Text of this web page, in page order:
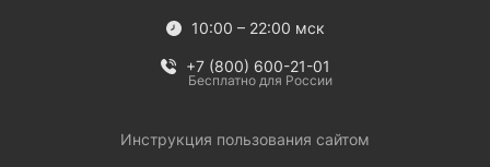
10:00 – 22:00 мск
+7 (800) 600-21-01
Бесплатно для России
Инструкция пользования сайтом